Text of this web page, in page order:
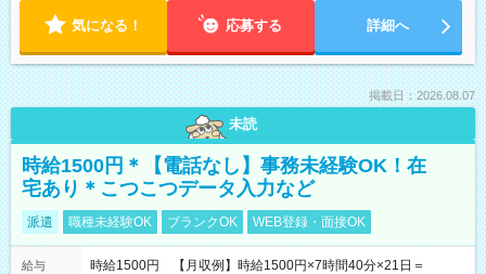
気になる！ 応募する 詳細へ
掲載日：2026.08.07
未読
時給1500円＊【電話なし】事務未経験OK！在
宅あり＊こつこつデータ入力など
派遣 職種未経験OK ブランクOK WEB登録・面接OK
給与
時給1500円 【月収例】時給1500円×7時間40分×21日＝